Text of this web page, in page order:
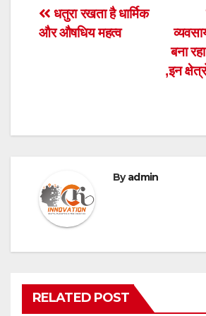
Post
navigation
बना
,इन
धतुरा रखता है धार्मिक
और औषधिय महत्व
Byadmin
RELATED POST